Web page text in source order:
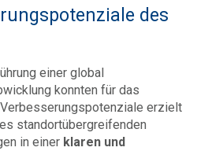
des
einer global
konnten für das
erzielt
stand­ort­über­greifenden
in einer klaren und